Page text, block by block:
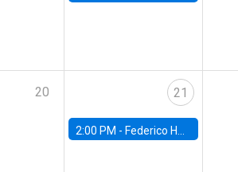
20 21
2:00 PM - Federico Huneeus - Banco Central de Chile